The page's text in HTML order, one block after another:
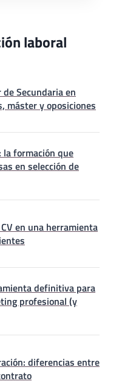
laboral
Secundaria en
máster y oposiciones
la formación que
en selección de
en una herramienta
definitiva para
profesional (y
diferencias entre